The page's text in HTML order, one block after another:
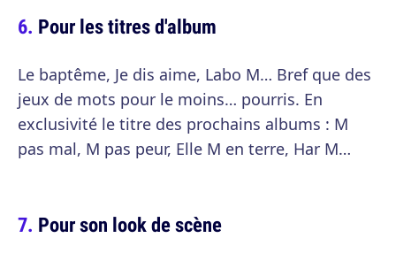
Pour les titres d'album
Le baptême, Je dis aime, Labo M… Bref que des
jeux de mots pour le moins… pourris. En
exclusivité le titre des prochains albums : M
pas mal, M pas peur, Elle M en terre, Har M…
Pour son look de scène